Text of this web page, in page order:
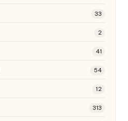
33
2
41
54
12
313